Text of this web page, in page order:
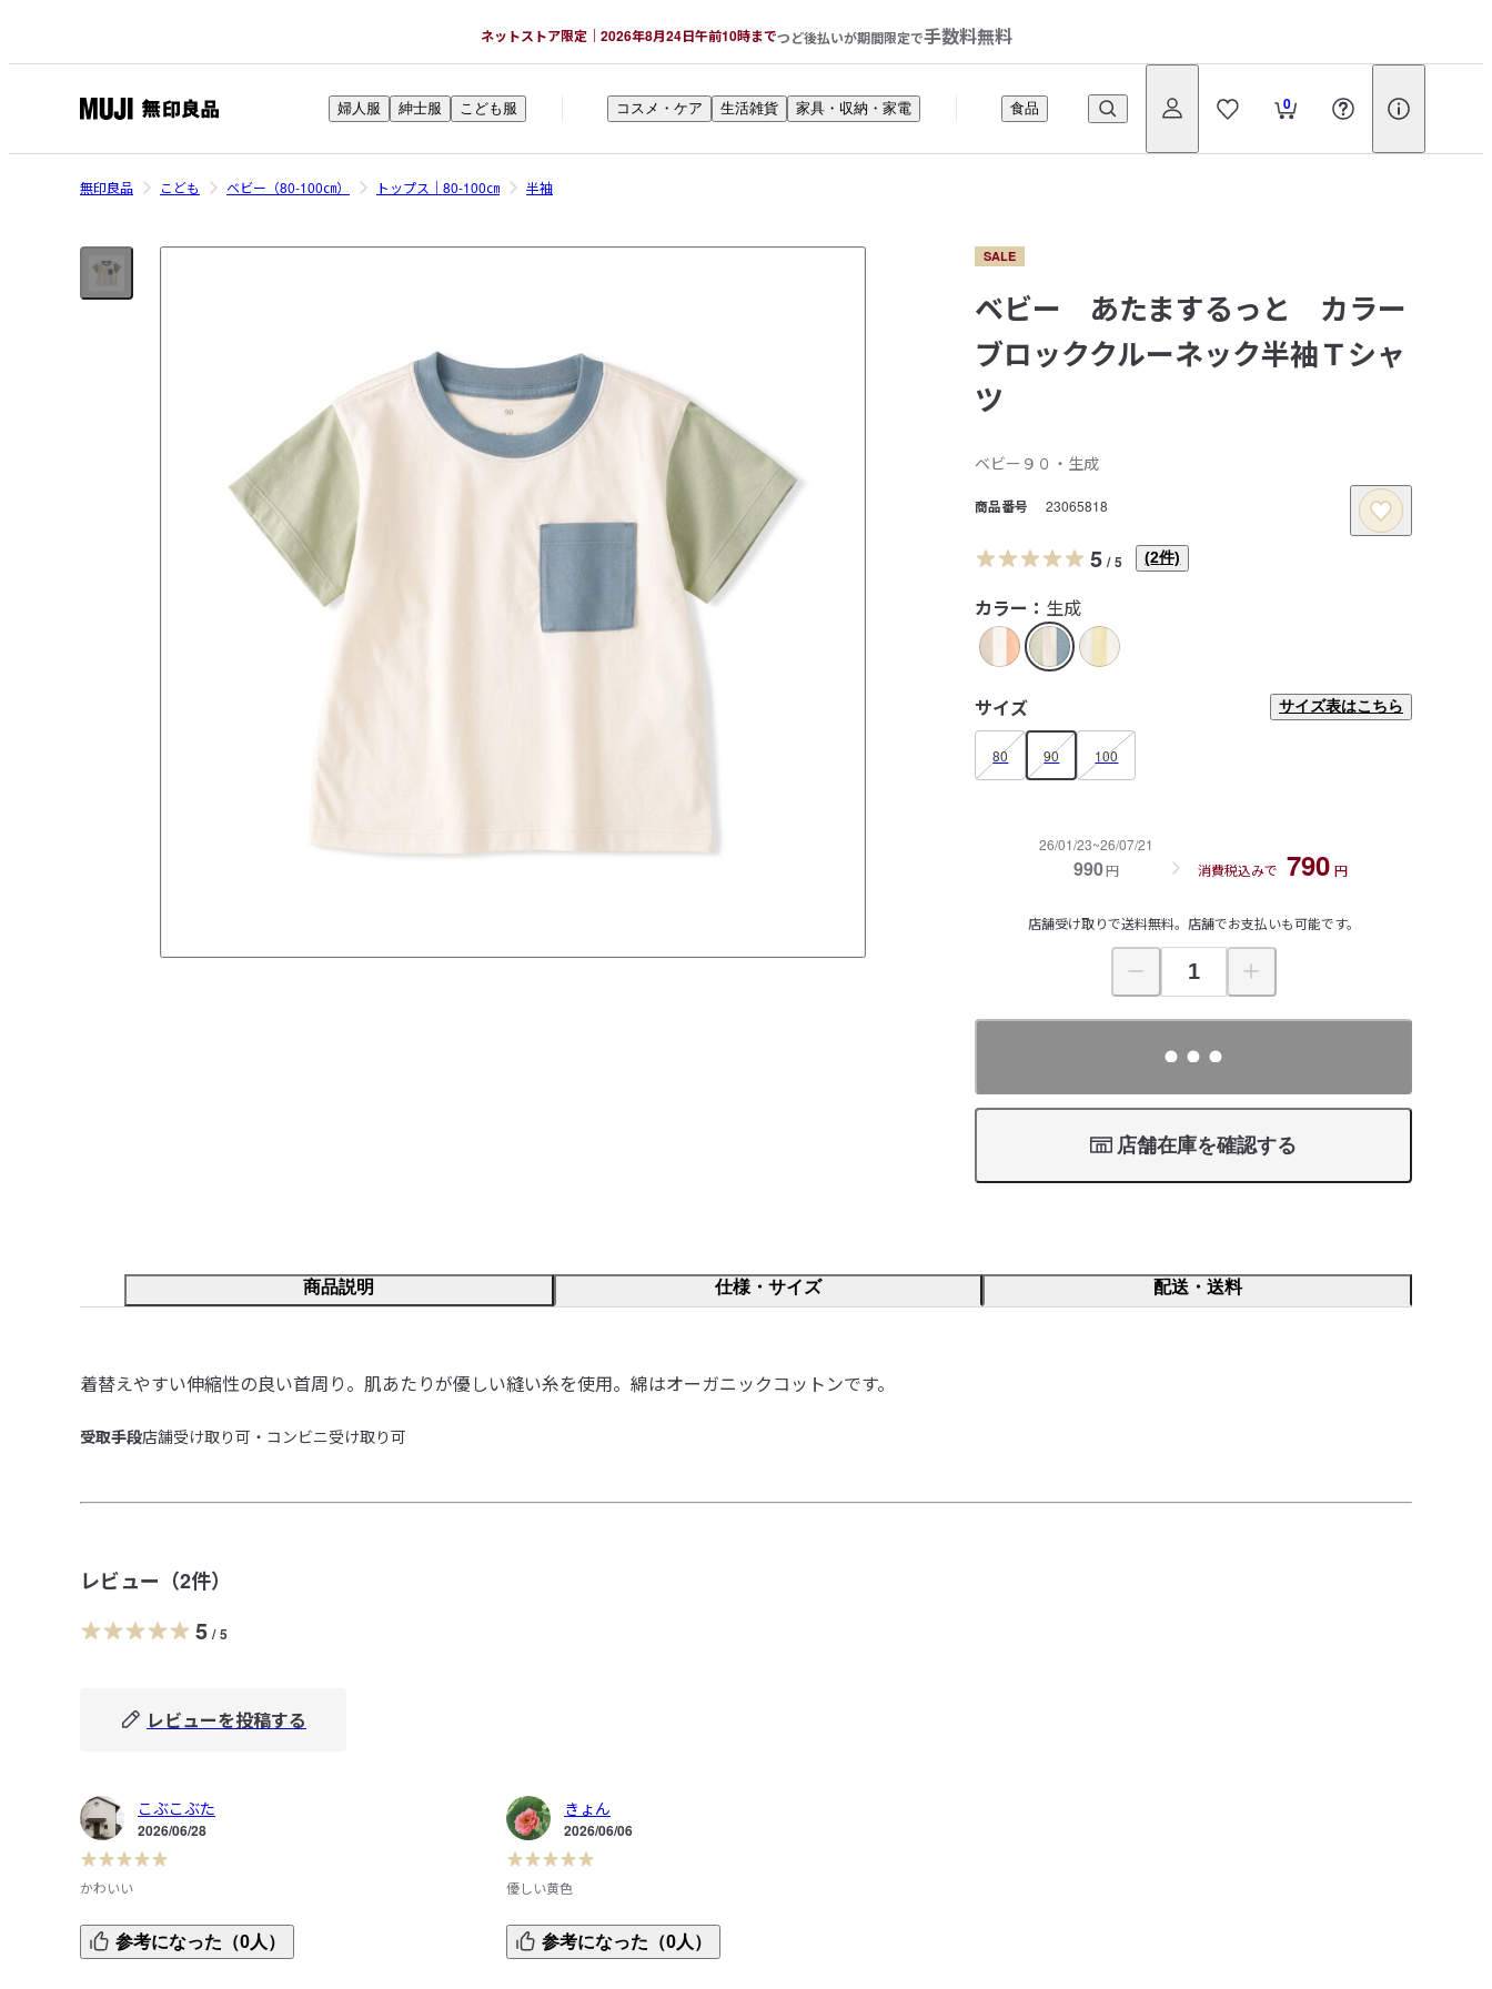
ネットストア限定｜2026年8月24日午前10時までつど後払いが期間限定で手数料無料
印
良
ネ
ッ
ト
0
婦人服 紳士服 こども服 コスメ・ケア 生活雑貨 家具・収納・家電 食品
無印良品 こども ベビー（80-100㎝） トップス｜80-100㎝ 半袖
SALE
ベビー あたまするっと カラー
ブロッククルーネック半袖Ｔシャ
ツ
ベビー９０・生成
商品番号 23065818
5 / 5 (2件)
カラー： 生成
サイズ サイズ表はこちら
80 90 100
26/01/23~26/07/21
990円 消費税込みで 790 円
店舗受け取りで送料無料。店舗でお支払いも可能です。
店舗在庫を確認する
商品説明 仕様・サイズ 配送・送料
着替えやすい伸縮性の良い首周り。肌あたりが優しい縫い糸を使用。綿はオーガニックコットンです。
受取手段店舗受け取り可・コンビニ受け取り可
レビュー（2件）
5 / 5
レビューを投稿する
こぶこぶた
2026/06/28
かわいい
着やすくて、合わせやすくて可愛いです。
兄弟でお揃いにして着せています。
参考になった（0人）
きょん
2026/06/06
優しい黄色
もうすぐ1歳になる男の子の孫に買いました。
優しい黄色でとても可愛いですよ。
参考になった（0人）